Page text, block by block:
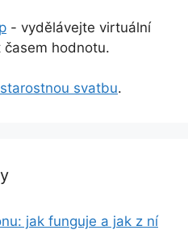
- vydělávejte virtuální
hodnotu.
svatbu.
jak funguje a jak z ní